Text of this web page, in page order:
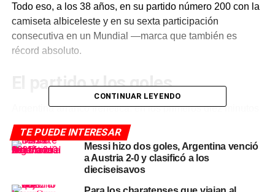
Todo eso, a los 38 años, en su partido número 200 con la
camiseta albiceleste y en su sexta participación
consecutiva en un Mundial —marca que también es
récord absoluto.
El partido y los goles
Argentina arrancó frenética: en los primeros diez minutos
le anularon dos goles por offside, a
Fares Chaibi. El 1-0 llegó al minuto 17. Rodrigo De Paul
levantó la cabeza desde el mediocampo y filtró un pase
entre las piernas de los rivales para el capitán, que
CONTINUAR LEYENDO
TE PUEDE INTERESAR
Messi hizo dos goles, Argentina venció
a Austria 2-0 y clasificó a los
dieciseisavos